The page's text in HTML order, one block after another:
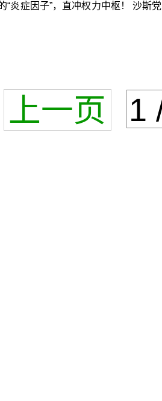
“炎症因子”，直冲权力中枢！ 沙
上一页